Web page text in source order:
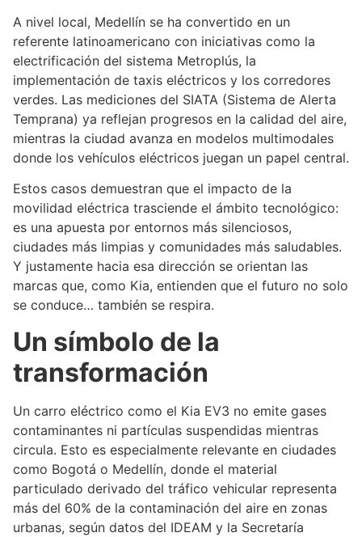
A nivel local, Medellín se ha convertido en un
referente latinoamericano con iniciativas como la
electrificación del sistema Metroplús, la
implementación de taxis eléctricos y los corredores
verdes. Las mediciones del SIATA (Sistema de Alerta
Temprana) ya reflejan progresos en la calidad del aire,
mientras la ciudad avanza en modelos multimodales
donde los vehículos eléctricos juegan un papel central.
Estos casos demuestran que el impacto de la
movilidad eléctrica trasciende el ámbito tecnológico:
es una apuesta por entornos más silenciosos,
ciudades más limpias y comunidades más saludables.
Y justamente hacia esa dirección se orientan las
marcas que, como Kia, entienden que el futuro no solo
se conduce… también se respira.
Un símbolo de la
transformación
Un carro eléctrico como el Kia EV3 no emite gases
contaminantes ni partículas suspendidas mientras
circula. Esto es especialmente relevante en ciudades
como Bogotá o Medellín, donde el material
particulado derivado del tráfico vehicular representa
más del 60% de la contaminación del aire en zonas
urbanas, según datos del IDEAM y la Secretaría